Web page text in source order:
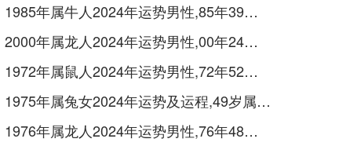
1985年属牛人2024年运势男性,85年39岁属牛男2024年每月运程怎么样
2000年属龙人2024年运势男性,00年24岁属龙男2024年每月运程怎么样
1972年属鼠人2024年运势男性,72年52岁属鼠男2024年每月运程怎么样
1975年属兔女2024年运势及运程,49岁属兔人2024全年每月运势女性如何
1976年属龙人2024年运势男性,76年48岁属龙男2024年每月运程怎么样